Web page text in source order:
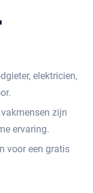
elektricien,
zijn
ervaring.
voor een gratis